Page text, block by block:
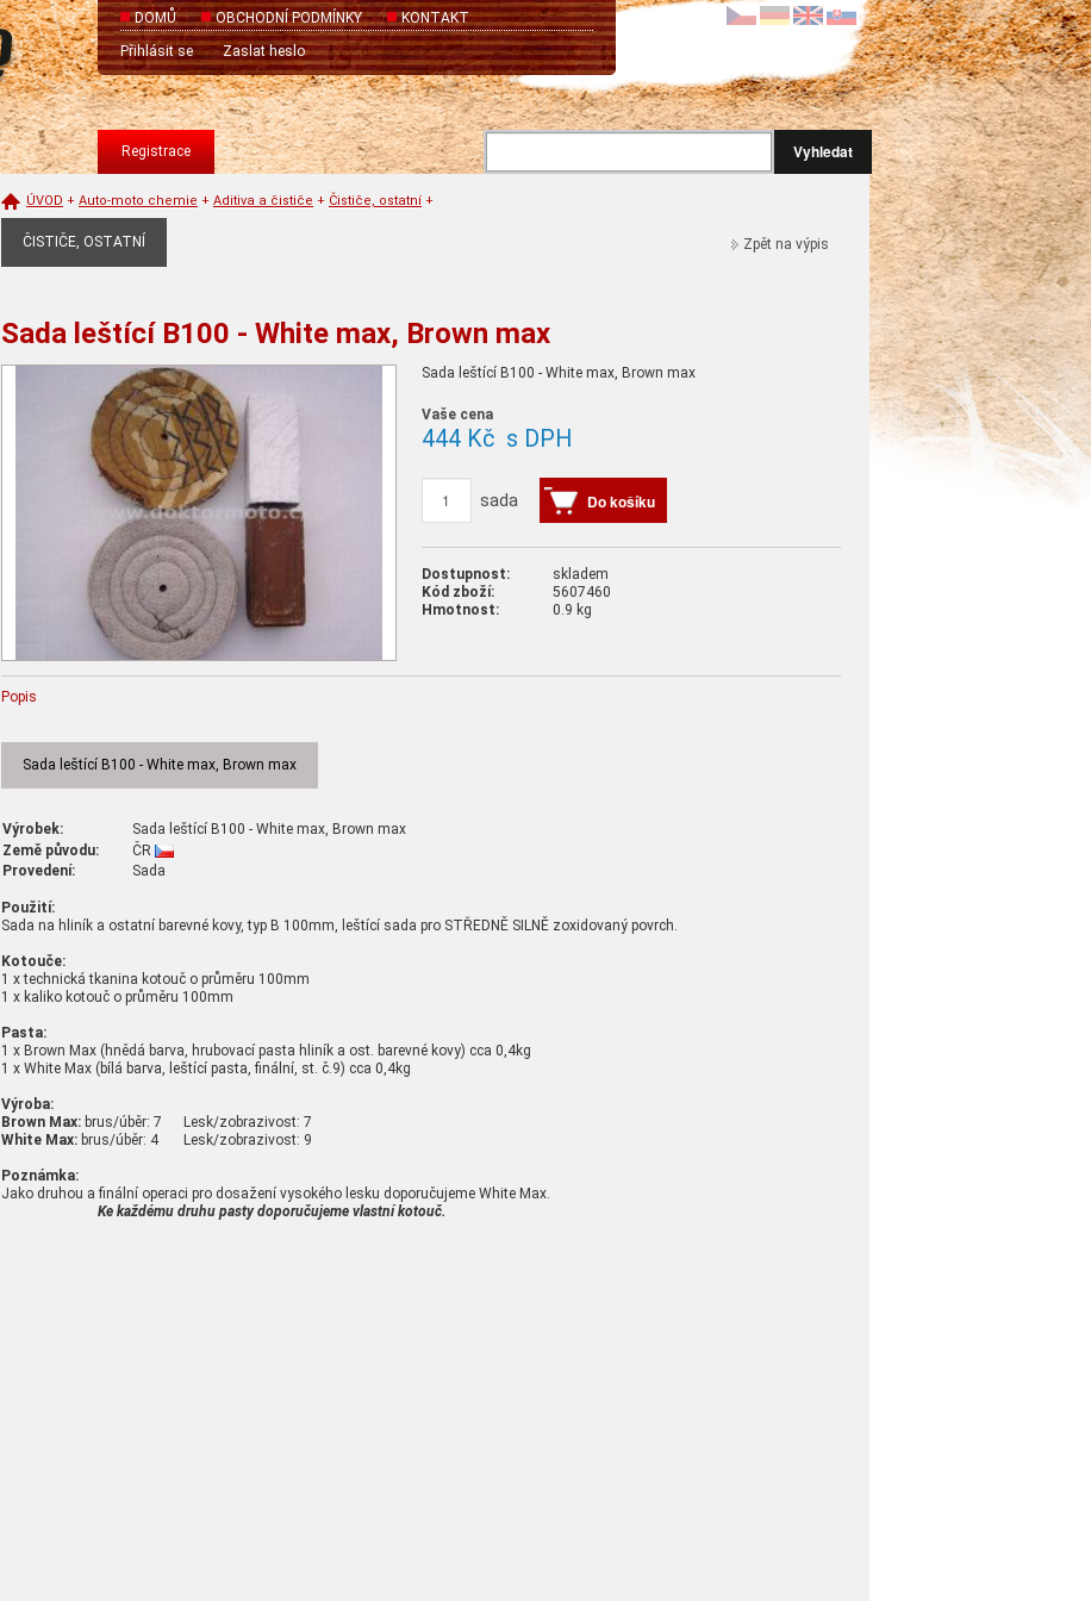
DOMŮ OBCHODNÍ PODMÍNKY
KONTAKT
Přihlásit se
Zaslat heslo
Vyhledat
Registrace
ÚVOD + Auto-moto chemie + Aditiva a čističe + Čističe, ostatní +
Zpět na výpis
ČISTIČE, OSTATNÍ
Sada leštící B100 - White max, Brown max
Sada leštící B100 - White max, Brown max
Vaše cena
444 Kč s DPH
sada Do košíku
Dostupnost:
skladem
Kód zboží:
5607460
Hmotnost:
0.9 kg
Popis
Sada leštící B100 - White max, Brown max
Výrobek:
Sada leštící B100 - White max, Brown max
Země původu:
ČR
Provedení:
Sada
Použití:
Sada na hliník a ostatní barevné kovy, typ B 100mm, leštící sada pro STŘEDNĚ SILNĚ zoxidovaný povrch.
Kotouče:
1 x technická tkanina kotouč o průměru 100mm
1 x kaliko kotouč o průměru 100mm
Pasta:
1 x Brown Max (hnědá barva, hrubovací pasta hliník a ost. barevné kovy) cca 0,4kg
1 x White Max (bílá barva, leštící pasta, finální, st. č.9) cca 0,4kg
Výroba:
Brown Max: brus/úběr: 7 Lesk/zobrazivost: 7
White Max: brus/úběr: 4 Lesk/zobrazivost: 9
Poznámka:
Jako druhou a finální operaci pro dosažení vysokého lesku doporučujeme White Max.
Ke každému druhu pasty doporučujeme vlastní kotouč.